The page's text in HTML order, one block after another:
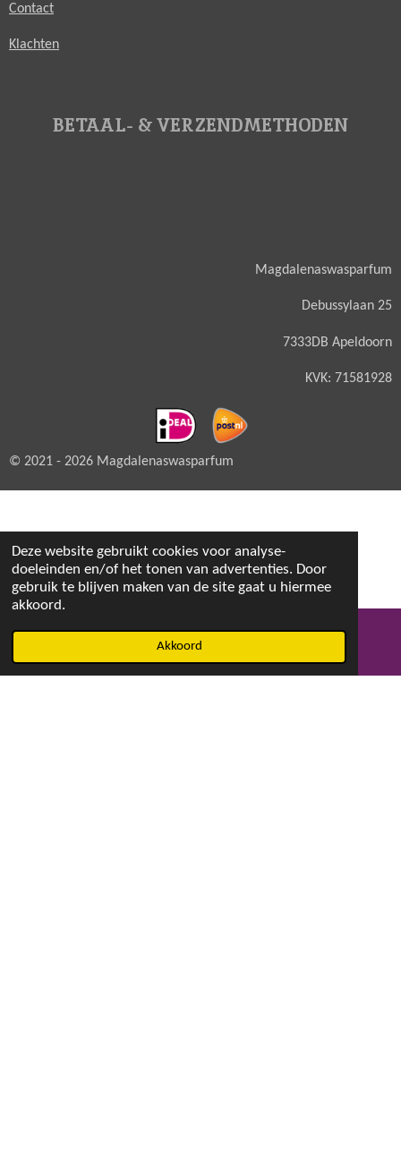
Deze website gebruikt cookies voor analyse-
doeleinden en/of het tonen van advertenties. Door
gebruik te blijven maken van de site gaat u hiermee
akkoord.
Akkoord
Contact
Klachten
BETAAL- & VERZENDMETHODEN
Magdalenaswasparfum
Debussylaan 25
7333DB Apeldoorn
KVK: 71581928
© 2021 - 2026 Magdalenaswasparfum